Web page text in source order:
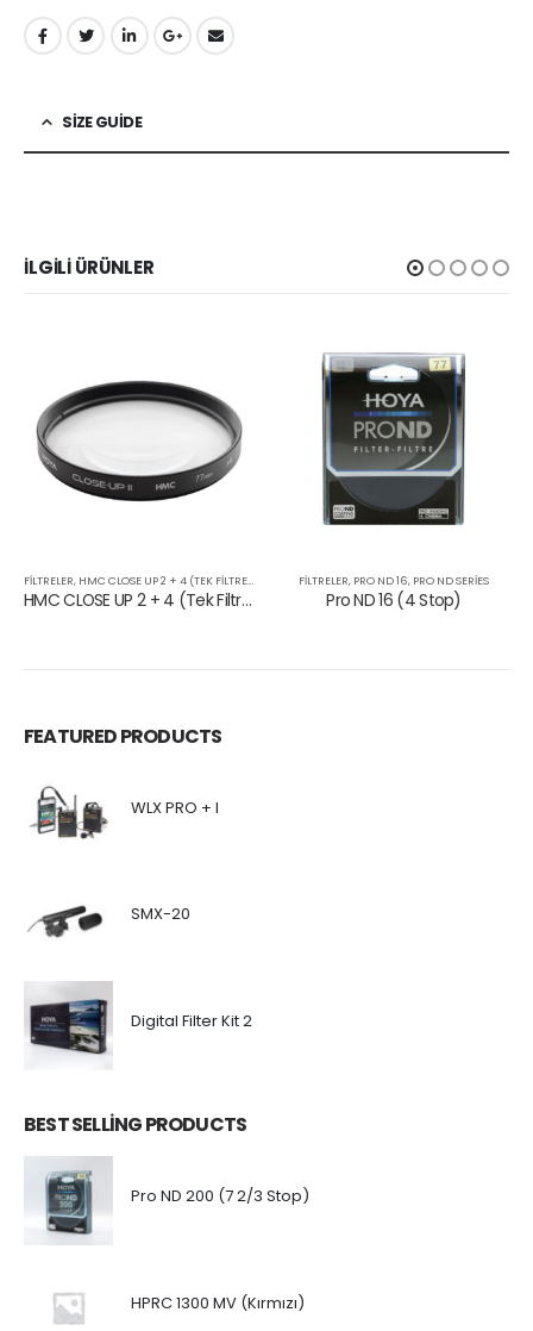
SIZE GUIDE
İLGILI ÜRÜNLER
FILTRELER, HMC CLOSE UP 2 + 4 (TEK FILTRE) , HMC SERISI
HMC CLOSE UP 2 + 4 (Tek Filtre)
FILTRELER, PRO ND 16, PRO ND SERIES
Pro ND 16 (4 Stop)
FEATURED PRODUCTS
WLX PRO + I
SMX-20
Digital Filter Kit 2
BEST SELLING PRODUCTS
Pro ND 200 (7 2/3 Stop)
HPRC 1300 MV (Kırmızı)